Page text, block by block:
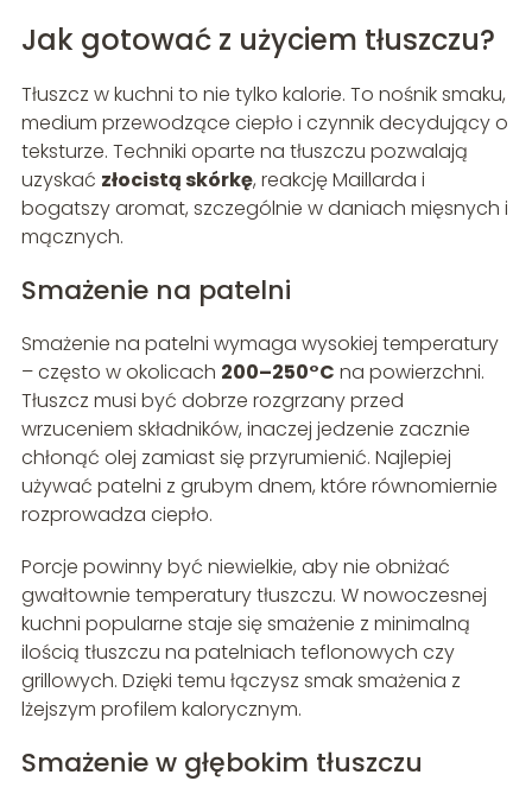
Jak gotować z użyciem tłuszczu?
Tłuszcz w kuchni to nie tylko kalorie. To nośnik smaku,
medium przewodzące ciepło i czynnik decydujący o
teksturze. Techniki oparte na tłuszczu pozwalają
uzyskać złocistą skórkę, reakcję Maillarda i
bogatszy aromat, szczególnie w daniach mięsnych i
mącznych.
Smażenie na patelni
Smażenie na patelni wymaga wysokiej temperatury
– często w okolicach 200–250°C na powierzchni.
Tłuszcz musi być dobrze rozgrzany przed
wrzuceniem składników, inaczej jedzenie zacznie
chłonąć olej zamiast się przyrumienić. Najlepiej
używać patelni z grubym dnem, które równomiernie
rozprowadza ciepło.
Porcje powinny być niewielkie, aby nie obniżać
gwałtownie temperatury tłuszczu. W nowoczesnej
kuchni popularne staje się smażenie z minimalną
ilością tłuszczu na patelniach teflonowych czy
grillowych. Dzięki temu łączysz smak smażenia z
lżejszym profilem kalorycznym.
Smażenie w głębokim tłuszczu